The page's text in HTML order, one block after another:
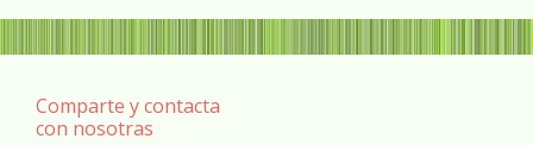
Comparte y contacta
con nosotras